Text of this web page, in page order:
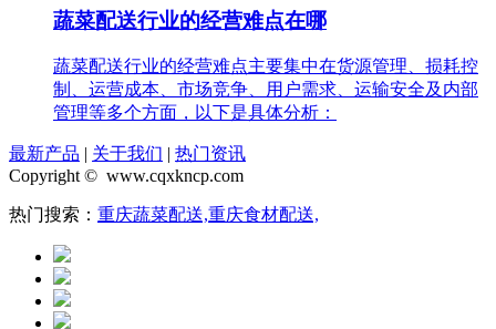
蔬菜配送行业的经营难点在哪
蔬菜配送行业的经营难点主要集中在货源管理、损耗控
制、运营成本、市场竞争、用户需求、运输安全及内部
管理等多个方面，以下是具体分析：
最新产品 | 关于我们 | 热门资讯
Copyright © www.cqxkncp.com
热门搜索： 重庆蔬菜配送,重庆食材配送,